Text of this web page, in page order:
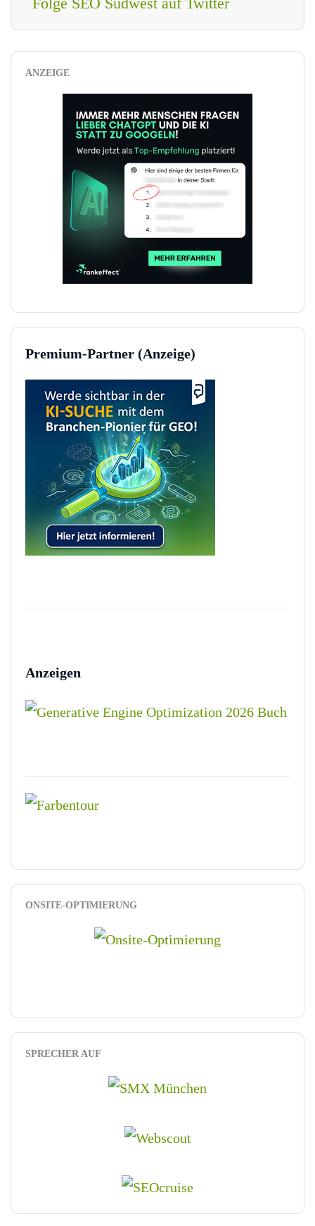
ANZEIGE
Premium-Partner (Anzeige)
Anzeigen
ONSITE-OPTIMIERUNG
SPRECHER AUF